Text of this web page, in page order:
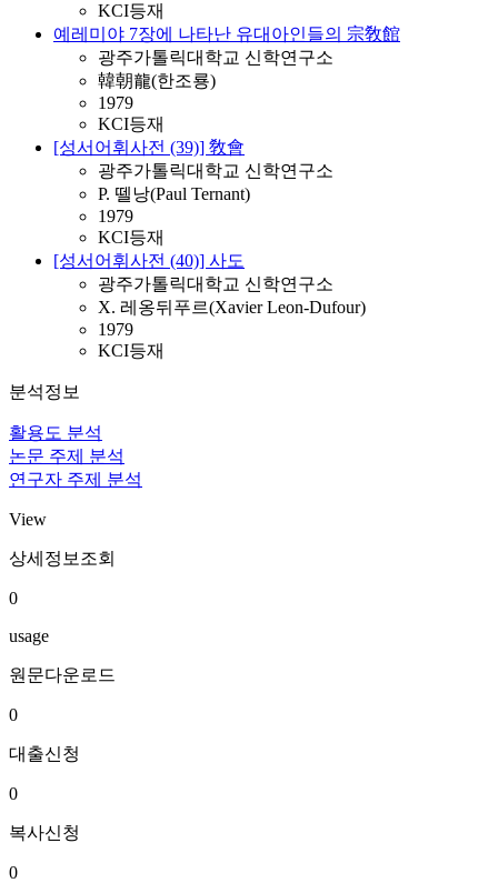
KCI등재
예레미야 7장에 나타난 유대아인들의 宗敎館
광주가톨릭대학교 신학연구소
韓朝龍(한조룡)
1979
KCI등재
[성서어휘사전 (39)] 敎會
광주가톨릭대학교 신학연구소
P. 뗄낭(Paul Ternant)
1979
KCI등재
[성서어휘사전 (40)] 사도
광주가톨릭대학교 신학연구소
X. 레옹뒤푸르(Xavier Leon-Dufour)
1979
KCI등재
분석정보
활용도 분석
논문 주제 분석
연구자 주제 분석
View
상세정보조회
0
usage
원문다운로드
0
대출신청
0
복사신청
0